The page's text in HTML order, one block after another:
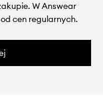
W Answear
cen regularnych.